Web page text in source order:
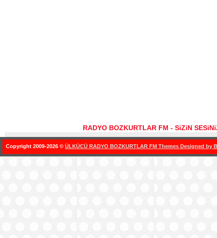
RADYO BOZKURTLAR FM - SiZiN
Copyright 2009-2026 © ÜLKÜCÜ RADYO BOZKURTLAR FM Themes Designed by